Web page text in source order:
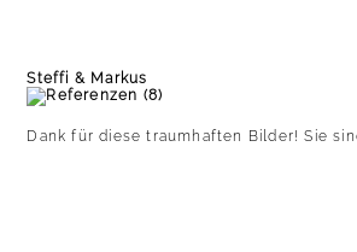
Steffi & Markus
Dank für diese traumhaften Bilder! Sie